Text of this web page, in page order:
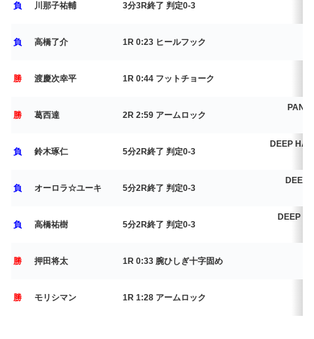
負 川那子祐輔 3分3R終了 判定0-3
負 高橋了介 1R 0:23 ヒールフック
勝 渡慶次幸平 1R 0:44 フットチョーク
勝 葛西達 2R 2:59 アームロック
負 鈴木琢仁 5分2R終了 判定0-3
DEEP
負 オーロラ☆ユーキ 5分2R終了 判定0-3
DEEP
負 高橋祐樹 5分2R終了 判定0-3
DEEP
勝 押田将太 1R 0:33 腕ひしぎ十字固め
勝 モリシマン 1R 1:28 アームロック